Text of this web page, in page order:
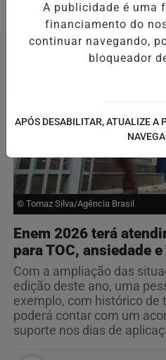
EM ALTA
Educação
© Tomaz Silva/Agência Brasil
Enem 2026 terá
para TOC, ansiedade e
Com a ampliação das
edição deste ano, uma
exemplo, com histórico de
poderá contar com um
suporte nos dias de
A publicidade é uma
financiamento do
continuar navegando,
bloqueador
APÓS DESABILITAR, ATUALIZE A